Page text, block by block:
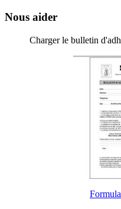
Nous aider
Charger le bulletin